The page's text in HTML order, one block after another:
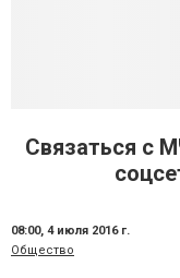
Связаться с
08:00, 4 июля 2016 г.
Общество